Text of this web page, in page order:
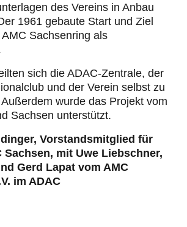
des Vereins in Anbau
1961 gebaute Start und Ziel
Sachsenring als
sich die ADAC-Zentrale, der
und der Verein selbst zu
wurde das Projekt vom
Sachsen unterstützt.
Vorstandsmitglied für
Sachsen, mit Uwe Liebschner,
Gerd Lapat vom AMC
im ADAC